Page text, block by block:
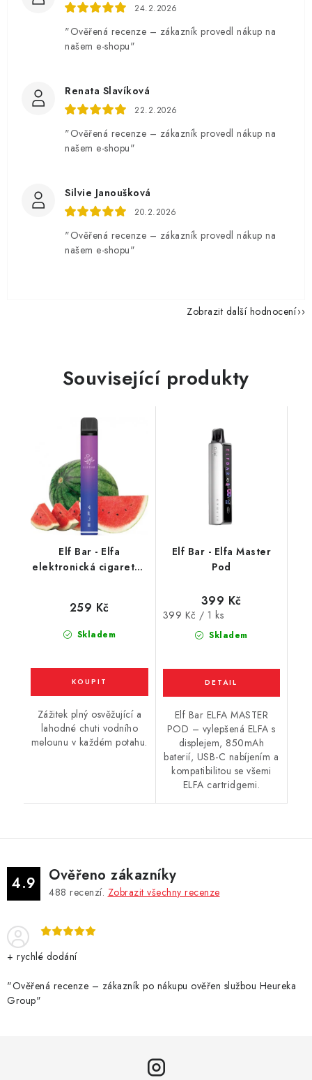
24.2.2026
"Ověřená recenze – zákazník provedl nákup na
našem e-shopu"
Renata Slavíková
22.2.2026
"Ověřená recenze – zákazník provedl nákup na
našem e-shopu"
Silvie Janoušková
20.2.2026
"Ověřená recenze – zákazník provedl nákup na
našem e-shopu"
Zobrazit další hodnocení
Související produkty
Elf Bar - Elfa
elektronická cigareta -
Skladem
259 Kč
Zážitek plný osvěžující a
lahodné chuti vodního
melounu v každém potahu.
Elf Bar - Elfa Master
Pod
Skladem
399 Kč
Měrná
399 Kč / 1 ks
Elf Bar ELFA MASTER
POD – vylepšená ELFA s
displejem, 850mAh
baterií, USB-C nabíjením a
kompatibilitou se všemi
ELFA cartridgemi.
4.9 Ověřeno zákazníky
488 recenzí. Zobrazit všechny recenze
+ rychlé dodání
"Ověřená recenze – zákazník po nákupu ověřen službou Heureka
Group"